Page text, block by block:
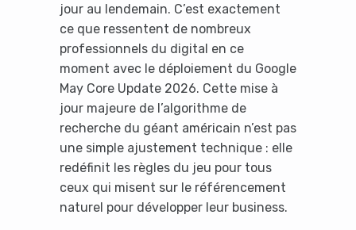
jour au lendemain. C’est exactement
ce que ressentent de nombreux
professionnels du digital en ce
moment avec le déploiement du Google
May Core Update 2026. Cette mise à
jour majeure de l’algorithme de
recherche du géant américain n’est pas
une simple ajustement technique : elle
redéfinit les règles du jeu pour tous
ceux qui misent sur le référencement
naturel pour développer leur business.